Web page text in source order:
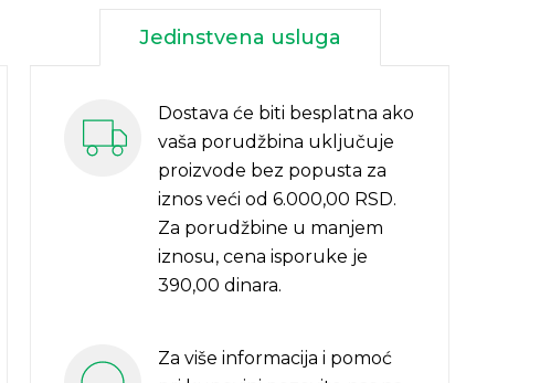
Jedinstvena usluga
Dostava će biti besplatna ako
vaša porudžbina uključuje
proizvode bez popusta za
iznos veći od 6.000,00 RSD.
Za porudžbine u manjem
iznosu, cena isporuke je
390,00 dinara.
Za više informacija i pomoć